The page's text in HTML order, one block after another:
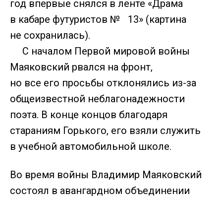
год впервые снялся в ленте «Драма
в кабаре футуристов № 13» (картина
не сохранилась).
С началом Первой мировой войны
Маяковский рвался на фронт,
но все его просьбы отклонялись из-за
общеизвестной неблагонадежности
поэта. В конце концов благодаря
стараниям Горького, его взяли служить
в учебной автомобильной школе.
Во время войны Владимир Маяковский
состоял в авангардном объединении